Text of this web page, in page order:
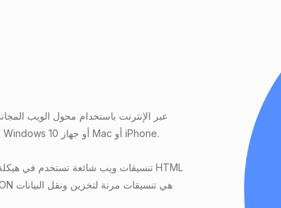
الملفات HTML بسرعة ، بغض النظر عما إذا كنت تستخدم Windows 10 أو جهاز Mac أو iPhone.